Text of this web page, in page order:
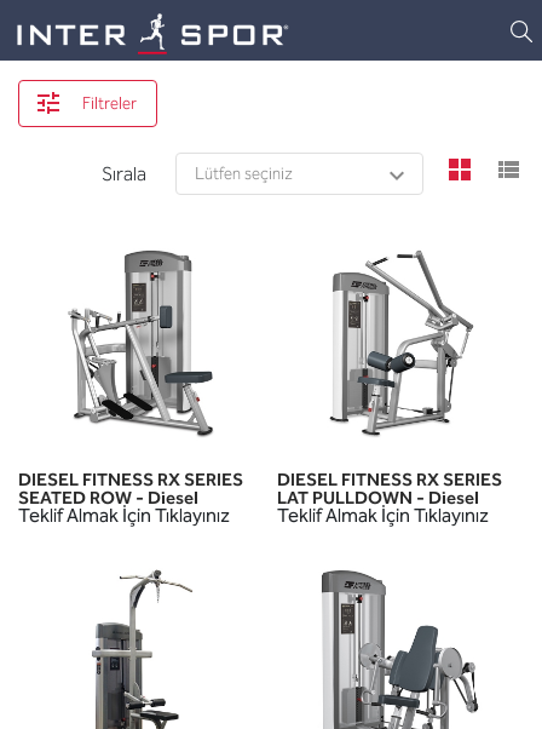
Filtreler
Sırala
DIESEL FITNESS RX SERIES
SEATED ROW - Diesel
Teklif Almak İçin Tıklayınız
DIESEL FITNESS RX SERIES
LAT PULLDOWN - Diesel
Teklif Almak İçin Tıklayınız